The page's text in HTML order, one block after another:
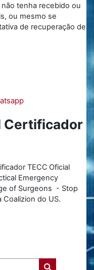
tenha recebido ou
ou mesmo se
de recuperação de
Certificador
TECC Oficial
Emergency
of Surgeons - Stop
Coalizion do US.